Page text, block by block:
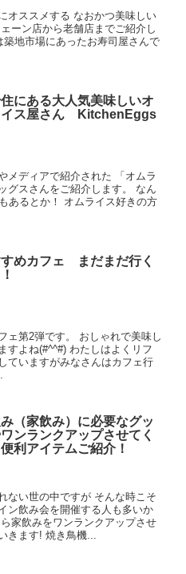
オススメする なおかつ美味しい
ーン店から老舗店までご紹介し
地市場にあったお寿司屋さんで
にある大人気美味しいオ
イス屋さん KitchenEggs
メディアで紹介された 「オムラ
グスさんをご紹介します。 なん
あるとか！ オムライス好きの方
めカフェ まだまだ行く
ェ第2弾です。 おしゃれで美味し
すよね(#^^#) わたしはよくリフ
ていますがみなさんはカフェ行
（家飲み）に必要なグッ
ンランクアップさせてく
利アイテムご紹介！
ない世の中ですが そんな時こそ
ン飲み会を開催する人も多いか
家飲みをワンランクアップさせ
きます! 焼き鳥機...